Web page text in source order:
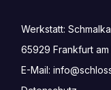
Werkstatt:
65929 Frankfurt am